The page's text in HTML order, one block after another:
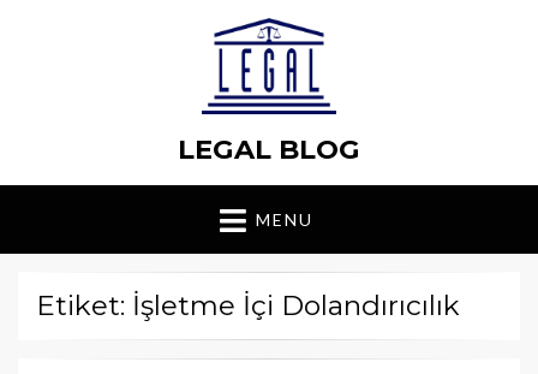
LEGAL BLOG
MENU
Etiket: İşletme İçi Dolandırıcılık